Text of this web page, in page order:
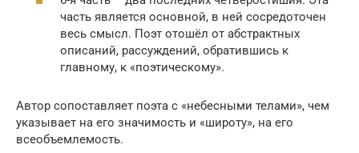
часть является основной, в ней сосредоточен
весь смысл. Поэт отошёл от абстрактных
описаний, рассуждений, обратившись к
главному, к «поэтическому».
Автор сопоставляет поэта с «небесными телами», чем
указывает на его значимость и «широту», на его
всеобъемлемость.